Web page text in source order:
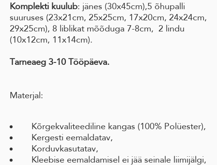
Komplekti kuulub: jänes (30x45cm),5 õhupalli
suuruses (23x21cm, 25x25cm, 17x20cm, 24x24cm,
29x25cm), 8 liblikat mõõduga 7-8cm, 2 lindu
(10x12cm, 11x14cm).
Tarneaeg 3-10 Tööpäeva.
Materjal:
Kõrgekvaliteediline kangas (100% Polüester),
Kergesti eemaldatav,
Korduvkasutatav,
Kleebise eemaldamisel ei jää seinale liimijälgi,